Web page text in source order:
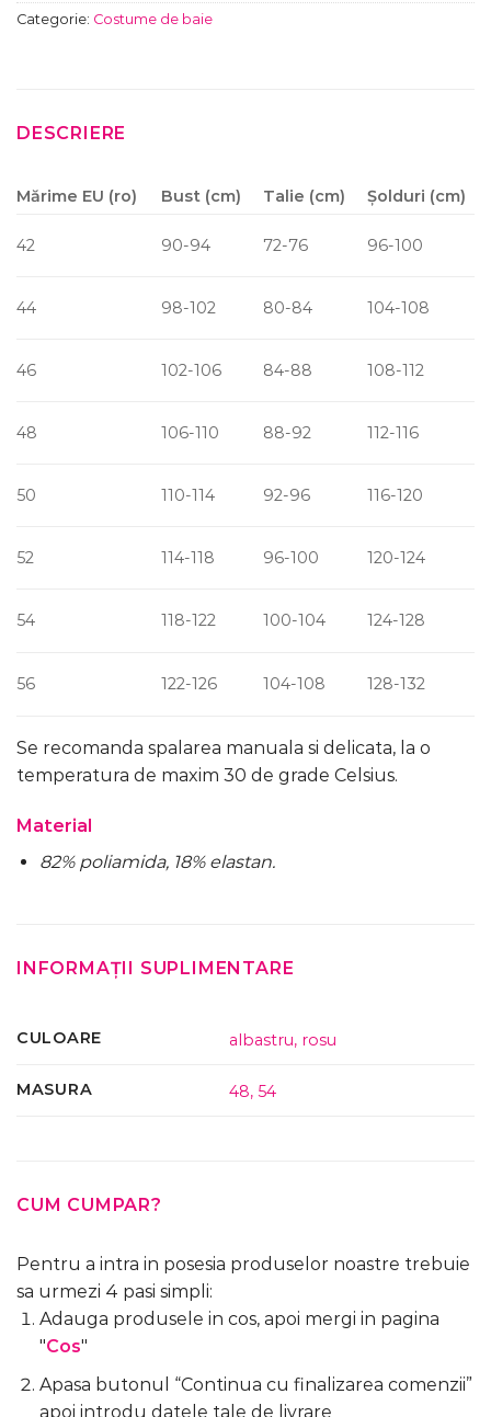
Categorie: Costume de baie
DESCRIERE
Mărime EU (ro) Bust (cm) Talie (cm) Șolduri (cm)
42 90-94 72-76 96-100
44 98-102 80-84 104-108
46 102-106 84-88 108-112
48 106-110 88-92 112-116
50 110-114 92-96 116-120
52 114-118 96-100 120-124
54 118-122 100-104 124-128
56 122-126 104-108 128-132
Se recomanda spalarea manuala si delicata, la o
temperatura de maxim 30 de grade Celsius.
Material
82% poliamida, 18% elastan.
INFORMAȚII SUPLIMENTARE
CULOARE albastru, rosu
MASURA 48,54
CUM CUMPAR?
Pentru a intra in posesia produselor noastre trebuie
sa urmezi 4 pasi simpli:
Adauga produsele in cos, apoi mergi in pagina
"Cos"
Apasa butonul “Continua cu finalizarea comenzii”
apoi introdu datele tale de livrare